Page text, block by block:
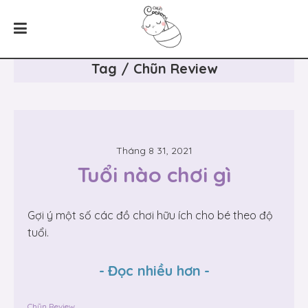
Tag / Chũn Review
Tháng 8 31, 2021
Tuổi nào chơi gì
Gợi ý một số các đồ chơi hữu ích cho bé theo độ
tuổi.
- Đọc nhiều hơn -